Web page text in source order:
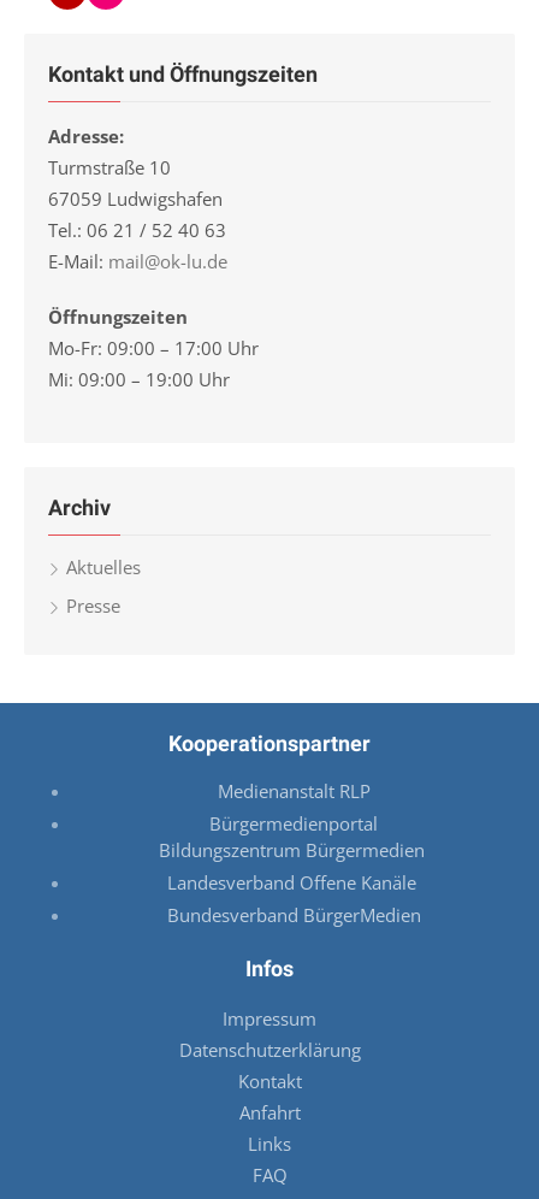
Kontakt und Öffnungszeiten
Adresse:
Turmstraße 10
67059 Ludwigshafen
Tel.: 06 21 / 52 40 63
E-Mail: mail@ok-lu.de
Öffnungszeiten
Mo-Fr: 09:00 – 17:00 Uhr
Mi: 09:00 – 19:00 Uhr
Archiv
Aktuelles
Presse
Kooperationspartner
Medienanstalt RLP
Bürgermedienportal
Bildungszentrum Bürgermedien
Landesverband Offene Kanäle
Bundesverband BürgerMedien
Infos
Impressum
Datenschutzerklärung
Kontakt
Anfahrt
Links
FAQ